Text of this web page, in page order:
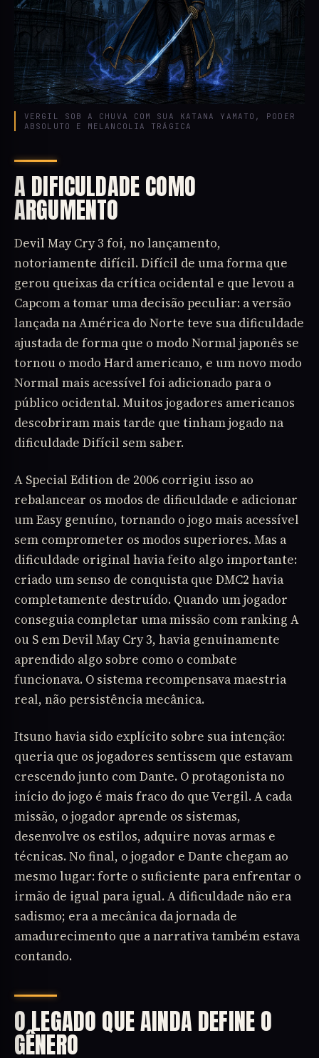
VERGIL SOB A CHUVA COM SUA KATANA YAMATO, PODER
ABSOLUTO E MELANCOLIA TRÁGICA
A DIFICULDADE COMO
ARGUMENTO
Devil May Cry 3 foi, no lançamento,
notoriamente difícil. Difícil de uma forma que
gerou queixas da crítica ocidental e que levou a
Capcom a tomar uma decisão peculiar: a versão
lançada na América do Norte teve sua dificuldade
ajustada de forma que o modo Normal japonês se
tornou o modo Hard americano, e um novo modo
Normal mais acessível foi adicionado para o
público ocidental. Muitos jogadores americanos
descobriram mais tarde que tinham jogado na
dificuldade Difícil sem saber.
A Special Edition de 2006 corrigiu isso ao
rebalancear os modos de dificuldade e adicionar
um Easy genuíno, tornando o jogo mais acessível
sem comprometer os modos superiores. Mas a
dificuldade original havia feito algo importante:
criado um senso de conquista que DMC2 havia
completamente destruído. Quando um jogador
conseguia completar uma missão com ranking A
ou S em Devil May Cry 3, havia genuinamente
aprendido algo sobre como o combate
funcionava. O sistema recompensava maestria
real, não persistência mecânica.
Itsuno havia sido explícito sobre sua intenção:
queria que os jogadores sentissem que estavam
crescendo junto com Dante. O protagonista no
início do jogo é mais fraco do que Vergil. A cada
missão, o jogador aprende os sistemas,
desenvolve os estilos, adquire novas armas e
técnicas. No final, o jogador e Dante chegam ao
mesmo lugar: forte o suficiente para enfrentar o
irmão de igual para igual. A dificuldade não era
sadismo; era a mecânica da jornada de
amadurecimento que a narrativa também estava
contando.
O LEGADO QUE AINDA DEFINE O
GÊNERO